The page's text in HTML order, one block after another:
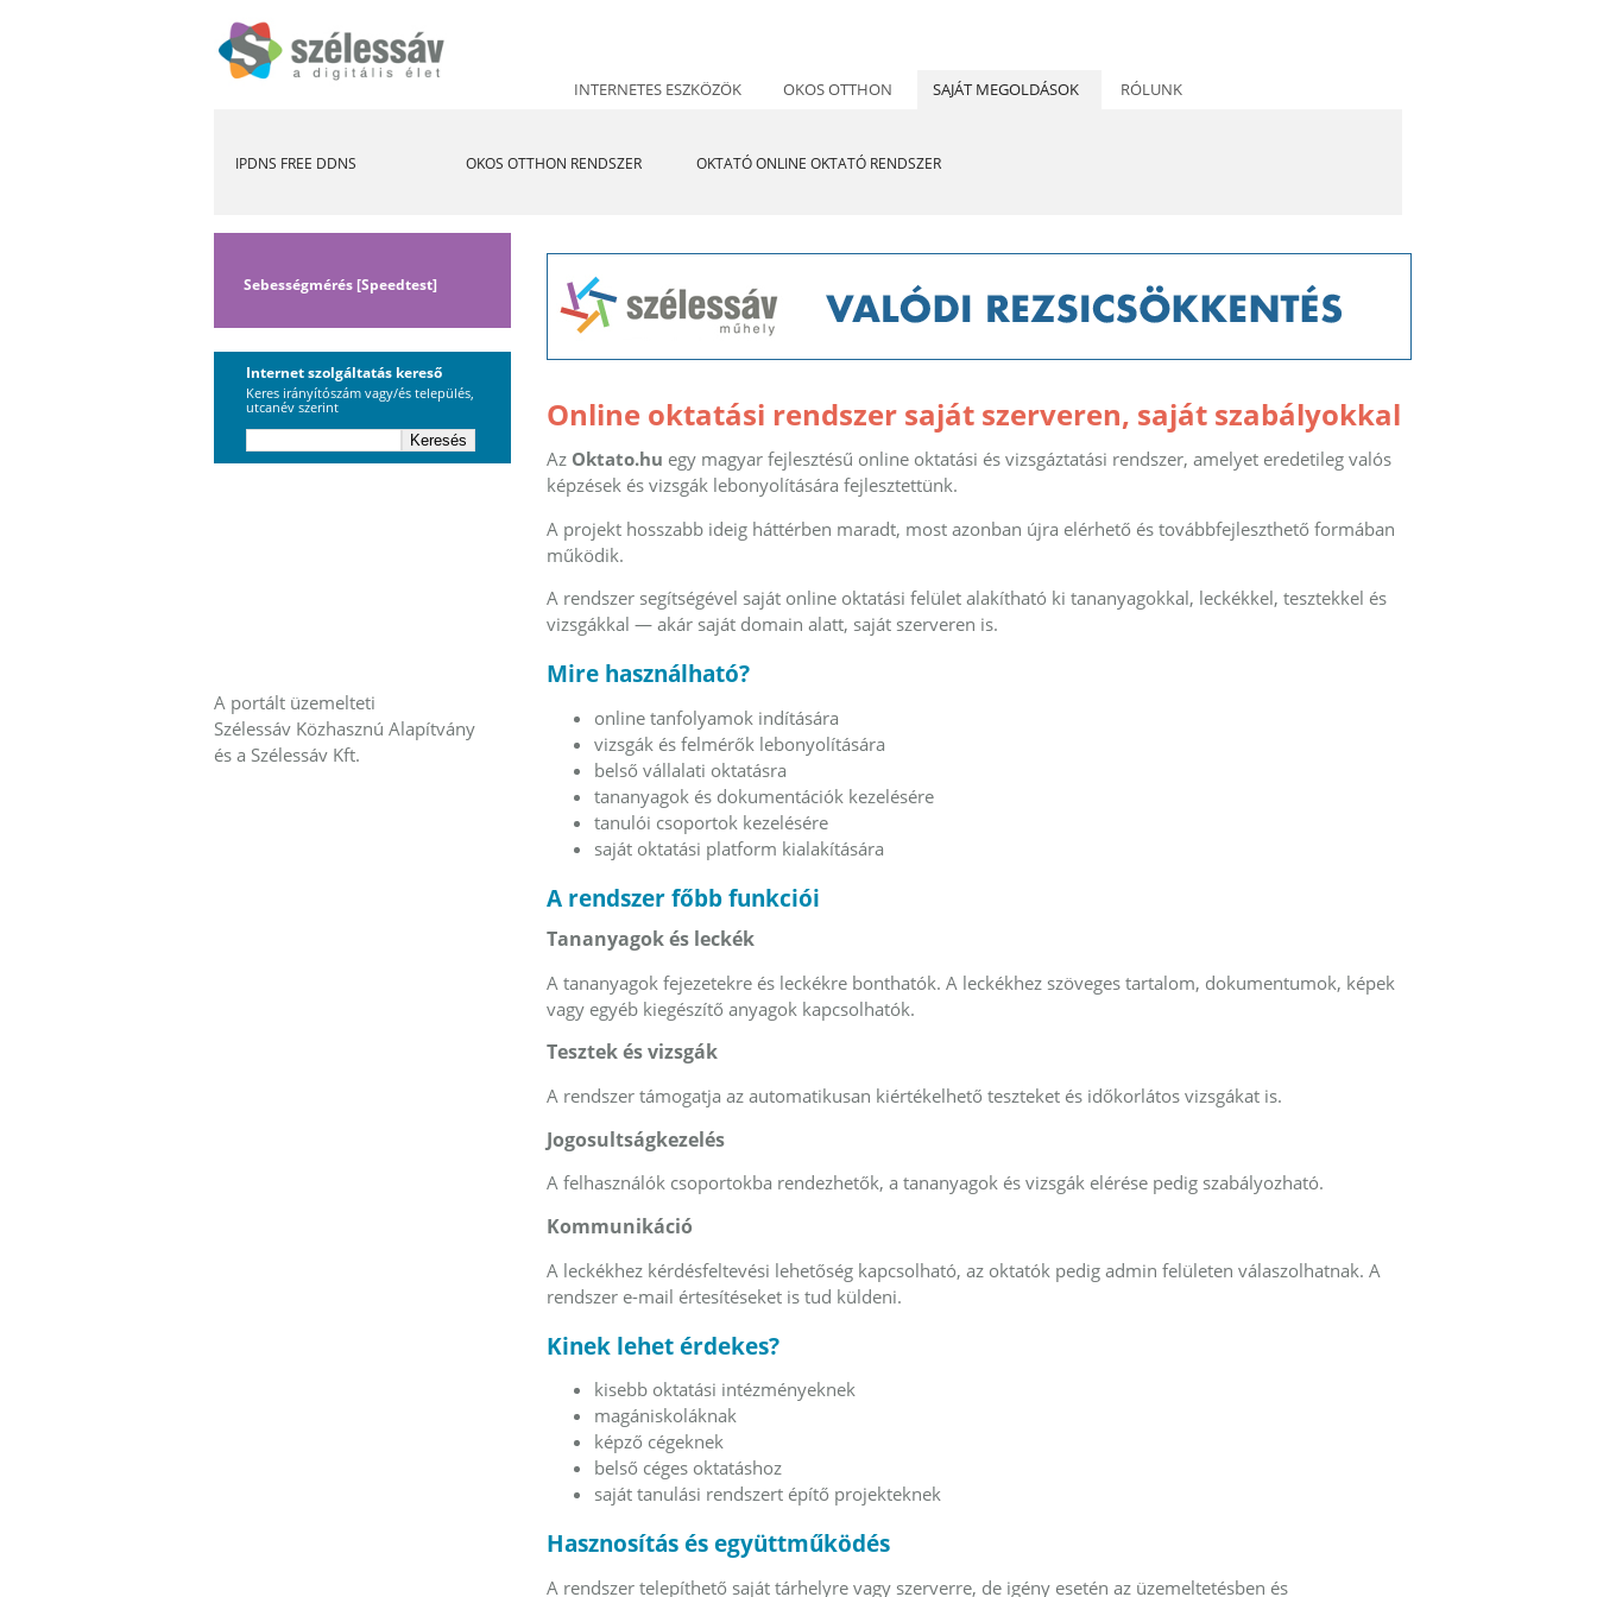
INTERNETES ESZKÖZÖK OKOS OTTHON SAJÁT MEGOLDÁSOK RÓLUNK
IPDNS FREE DDNS OKOS OTTHON RENDSZER OKTATÓ ONLINE OKTATÓ RENDSZER
Sebességmérés [Speedtest]
Internet szolgáltatás kereső
Keres irányítószám vagy/és település,
utcanév szerint
A portált üzemelteti
Szélessáv Közhasznú Alapítvány
és a Szélessáv Kft.
Online oktatási rendszer saját szerveren, saját szabályokkal
Az Oktato.hu egy magyar fejlesztésű online oktatási és vizsgáztatási rendszer, amelyet eredetileg valós
képzések és vizsgák lebonyolítására fejlesztettünk.
A projekt hosszabb ideig háttérben maradt, most azonban újra elérhető és továbbfejleszthető formában
működik.
A rendszer segítségével saját online oktatási felület alakítható ki tananyagokkal, leckékkel, tesztekkel és
vizsgákkal — akár saját domain alatt, saját szerveren is.
Mire használható?
online tanfolyamok indítására
vizsgák és felmérők lebonyolítására
belső vállalati oktatásra
tananyagok és dokumentációk kezelésére
tanulói csoportok kezelésére
saját oktatási platform kialakítására
A rendszer főbb funkciói
Tananyagok és leckék
A tananyagok fejezetekre és leckékre bonthatók. A leckékhez szöveges tartalom, dokumentumok, képek
vagy egyéb kiegészítő anyagok kapcsolhatók.
Tesztek és vizsgák
A rendszer támogatja az automatikusan kiértékelhető teszteket és időkorlátos vizsgákat is.
Jogosultságkezelés
A felhasználók csoportokba rendezhetők, a tananyagok és vizsgák elérése pedig szabályozható.
Kommunikáció
A leckékhez kérdésfeltevési lehetőség kapcsolható, az oktatók pedig admin felületen válaszolhatnak. A
rendszer e-mail értesítéseket is tud küldeni.
Kinek lehet érdekes?
kisebb oktatási intézményeknek
magániskoláknak
képző cégeknek
belső céges oktatáshoz
saját tanulási rendszert építő projekteknek
Hasznosítás és együttműködés
A rendszer telepíthető saját tárhelyre vagy szerverre, de igény esetén az üzemeltetésben és